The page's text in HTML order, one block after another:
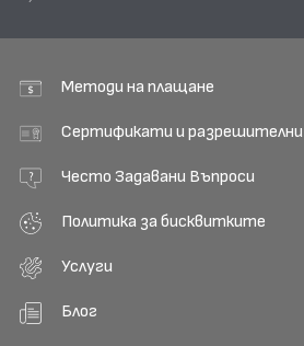
Методи на плащане
Сертификати и разрешителни
Често Задавани Въпроси
Политика за бисквитките
Услуги
Блог